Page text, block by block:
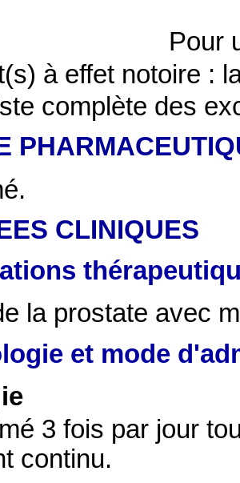
Pour
à effet notoire :
complète des
CLINIQUES
la prostate avec
et mode
3 fois par jour
continu.